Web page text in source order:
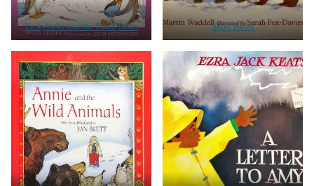
Tackylocks and the Three Bears Snow Bears